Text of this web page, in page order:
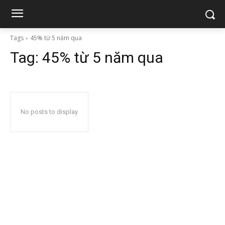
Tags 45% từ 5 năm qua
Tag: 45% từ 5 năm qua
No posts to display